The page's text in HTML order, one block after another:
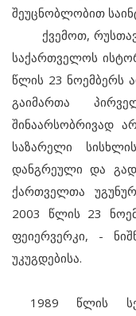
შეუცნობლობით
ქვემოთ,
საქართველოს
წლის 23 ნოემბერს
გაიმართა
შინაარსობრივად
საზარელი
დანგრეული და
ქართველთა
2003 წლის 23
ფეიერვერკი, -
უკუგდებისა.
1989 წლის